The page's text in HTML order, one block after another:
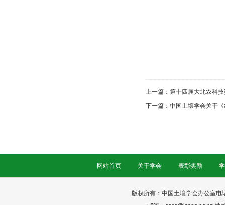
上一篇： 第十四届大北农科
下一篇： 中国土壤学会关于
网站首页 关于学会 表彰奖励
版权所有：中国土壤学会办公室